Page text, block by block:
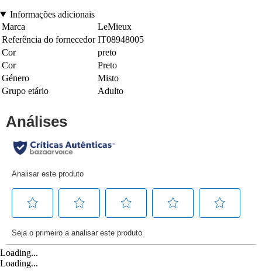
Informações adicionais
Marca
LeMieux
Referência do fornecedor IT08948005
Cor
preto
Cor
Preto
Género
Misto
Grupo etário
Adulto
Loading...
Loading...